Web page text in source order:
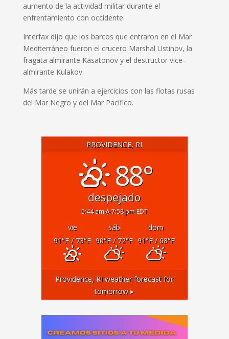
aumento de la actividad militar durante el
enfrentamiento con occidente.
Interfax dijo que los barcos que entraron en el Mar
Mediterráneo fueron el crucero Marshal Ustinov, la
fragata almirante Kasatonov y el destructor vice-
almirante Kulakov.
Más tarde se unirán a ejercicios con las flotas rusas
del Mar Negro y del Mar Pacífico.
PROVIDENCE, RI
88°
despejado
5:44 am 7:58 pm EDT
vie sáb
dom
91°F/ 73°F 90°F/ 72°F 91°F/ 68°F
Providence, RI weather forecast for
tomorrow ▸